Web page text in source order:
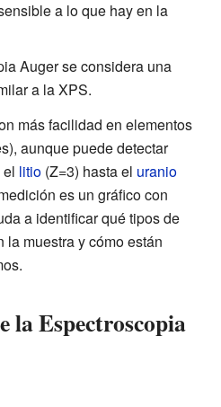
a lo que hay en la
Auger se considera una
a la XPS.
más facilidad en elementos
aunque puede detectar
litio (Z=3) hasta el uranio
es un gráfico con
a identificar qué tipos de
la muestra y cómo están
la Espectroscopia